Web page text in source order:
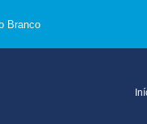
Branco